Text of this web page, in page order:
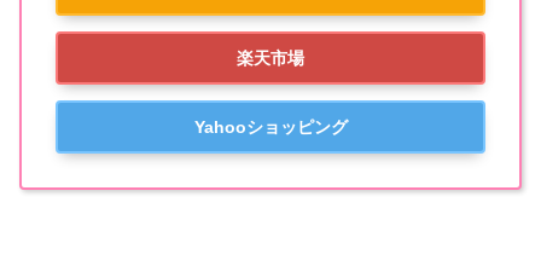
楽天市場
Yahooショッピング